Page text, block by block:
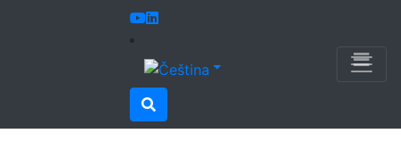
Kontakty